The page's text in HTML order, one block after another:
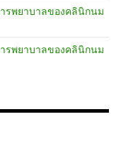
รพยาบาลของคลินิกนม
รพยาบาลของคลินิกนม